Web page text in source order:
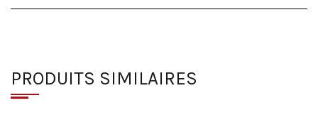
PRODUITS SIMILAIRES